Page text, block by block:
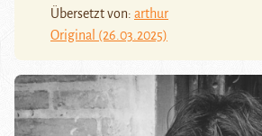
Übersetzt von: arthur
Original (26.03.2025)